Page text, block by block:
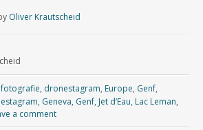
Oliver Krautscheid
, dronestagram, Europe, Genf,
, Geneva, Genf, Jet d‘Eau, Lac Leman,
a comment